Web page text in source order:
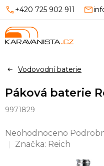
Přejít
obsah
+420 725 902 911
Vodovodní baterie
Páková baterie
9971829
Průměrné
hodnocení
Neohodnoceno
Značka: Reich